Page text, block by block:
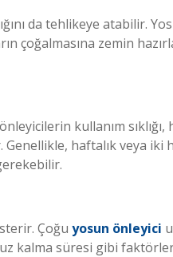
da tehlikeye atabilir.
çoğalmasına zemin
kullanım sıklığı,
haftalık veya iki
Çoğu yosun önleyici
kalma süresi gibi